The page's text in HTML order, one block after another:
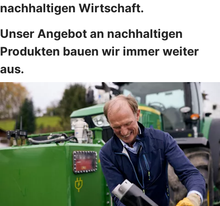
nachhaltigen Wirtschaft.
Unser Angebot an nachhaltigen
Produkten bauen wir immer weiter
aus.